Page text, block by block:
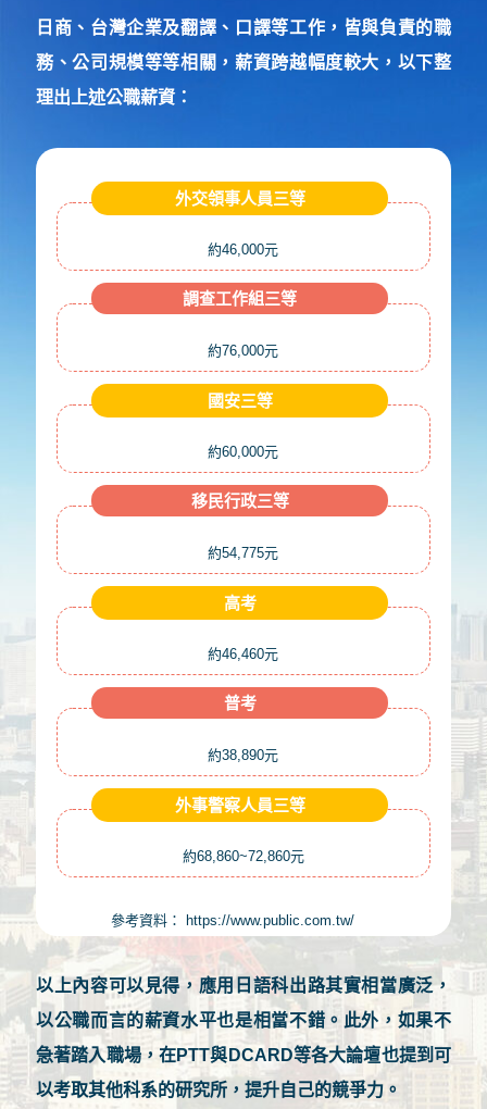
日商、台灣企業及翻譯、口譯等工作，皆與負責的職
務、公司規模等等相關，薪資跨越幅度較大，以下整
理出上述公職薪資：
外交領事人員三等
約46,000元
調查工作組三等
約76,000元
國安三等
約60,000元
移民行政三等
約54,775元
高考
約46,460元
普考
約38,890元
外事警察人員三等
約68,860~72,860元
參考資料： https://www.public.com.tw/
以上內容可以見得，應用日語科出路其實相當廣泛，
以公職而言的薪資水平也是相當不錯。此外，如果不
急著踏入職場，在PTT與DCARD等各大論壇也提到可
以考取其他科系的研究所，提升自己的競爭力。